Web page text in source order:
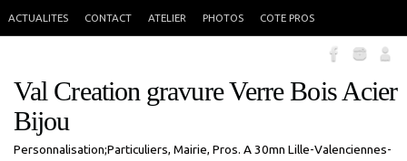
seront traitées à mon retour.
ACTUALITES CONTACT ATELIER PHOTOS COTE PROS
Val Creation gravure Verre Bois Acier
Bijou
Personnalisation;Particuliers, Mairie, Pros. A 30mn Lille-Valenciennes-